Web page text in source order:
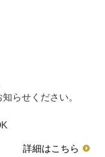
らせください。
詳細はこちら